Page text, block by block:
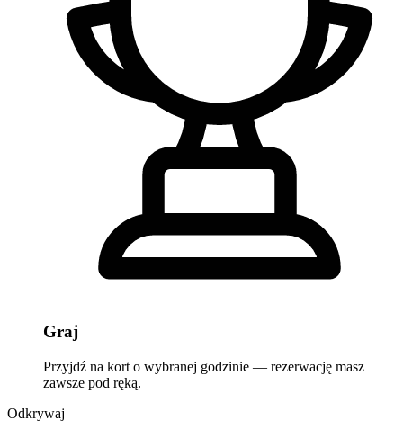
Graj
Przyjdź na kort o wybranej godzinie — rezerwację masz
zawsze pod ręką.
Odkrywaj